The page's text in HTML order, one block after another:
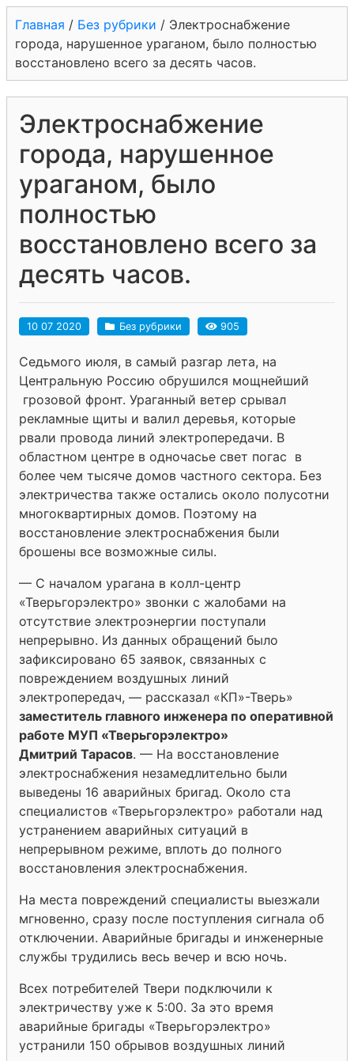
Главная / Без рубрики / Электроснабжение
города, нарушенное ураганом, было полностью
восстановлено всего за десять часов.
Электроснабжение
города, нарушенное
ураганом, было
полностью
восстановлено всего за
десять часов.
10 07 2020 Без рубрики 905
Седьмого июля, в самый разгар лета, на
Центральную Россию обрушился мощнейший
грозовой фронт. Ураганный ветер срывал
рекламные щиты и валил деревья, которые
рвали провода линий электропередачи. В
областном центре в одночасье свет погас в
более чем тысяче домов частного сектора. Без
электричества также остались около полусотни
многоквартирных домов. Поэтому на
восстановление электроснабжения были
брошены все возможные силы.
— С началом урагана в колл-центр
«Тверьгорэлектро» звонки с жалобами на
отсутствие электроэнергии поступали
непрерывно. Из данных обращений было
зафиксировано 65 заявок, связанных с
повреждением воздушных линий
электропередач, — рассказал «КП»-Тверь»
заместитель главного инженера по оперативной
работе МУП «Тверьгорэлектро»
Дмитрий Тарасов. — На восстановление
электроснабжения незамедлительно были
выведены 16 аварийных бригад. Около ста
специалистов «Тверьгорэлектро» работали над
устранением аварийных ситуаций в
непрерывном режиме, вплоть до полного
восстановления электроснабжения.
На места повреждений специалисты выезжали
мгновенно, сразу после поступления сигнала об
отключении. Аварийные бригады и инженерные
службы трудились весь вечер и всю ночь.
Всех потребителей Твери подключили к
электричеству уже к 5:00. За это время
аварийные бригады «Тверьгорэлектро»
устранили 150 обрывов воздушных линий